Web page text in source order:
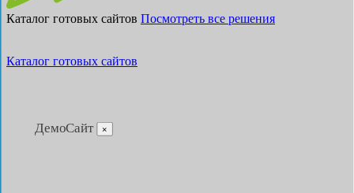
Каталог готовых сайтов Посмотреть все решения
Каталог готовых сайтов
ДемоСайт ×